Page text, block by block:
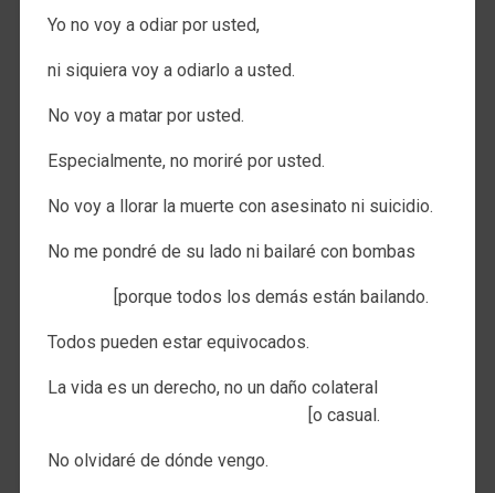
Yo no voy a odiar por usted,
ni siquiera voy a odiarlo a usted.
No voy a matar por usted.
Especialmente, no moriré por usted.
No voy a llorar la muerte con asesinato ni suicidio.
No me pondré de su lado ni bailaré con bombas
[porque todos los demás están bailando.
Todos pueden estar equivocados.
La vida es un derecho, no un daño colateral
[o casual.
No olvidaré de dónde vengo.